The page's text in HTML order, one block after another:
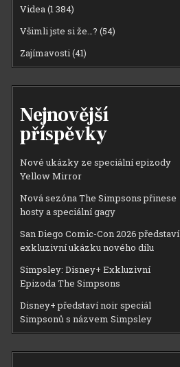
Videa(1 384)
Všimli jste si že…? (54)
Zajímavosti(41)
Nejnovější
příspěvky
Nové ukázky ze speciální epizody
Yellow Mirror
Nová sezóna The Simpsons přinese
hosty a speciální gagy
San Diego Comic-Con 2026 představí
exkluzivní ukázku nového dílu
Simpsley: Disney+ Exkluzivní
Epizoda The Simpsons
Disney+ představí noir speciál
Simpsonů s názvem Simpsley